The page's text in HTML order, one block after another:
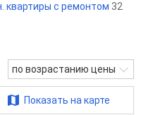
квартиры с ремонтом 32
по возрастанию цены
Показать на карте